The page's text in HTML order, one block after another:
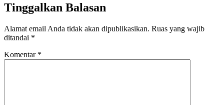
Tinggalkan Balasan
Alamat email Anda tidak akan dipublikasikan. Ruas yang wajib
ditandai *
Komentar *